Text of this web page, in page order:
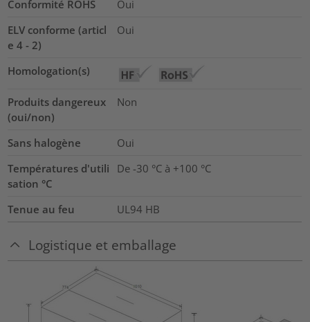
Conformité ROHS
Oui
ELV conforme (articl
e 4 - 2)
Oui
Homologation(s)
Produits dangereux
(oui/non)
Non
Sans halogène
Oui
Températures d'utili
sation °C
De -30 °C à +100 °C
Tenue au feu UL94 HB
Logistique et emballage